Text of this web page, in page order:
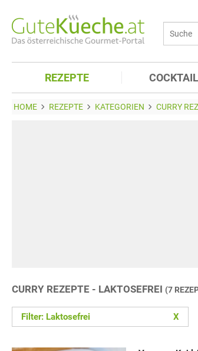
REZEPTE
HOME REZEPTE KATEGORIEN CURRY
CURRY REZEPTE - LAKTOSEFREI (7
Filter: Laktosefrei X